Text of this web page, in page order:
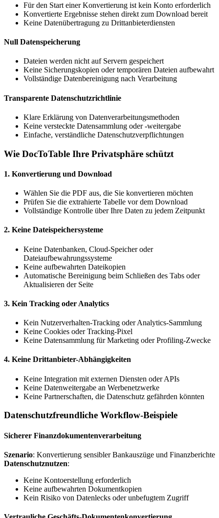
Für den Start einer Konvertierung ist kein Konto erforderlich
Konvertierte Ergebnisse stehen direkt zum Download bereit
Keine Datenübertragung zu Drittanbieterdiensten
Null Datenspeicherung
Dateien werden nicht auf Servern gespeichert
Keine Sicherungskopien oder temporären Dateien aufbewahrt
Vollständige Datenbereinigung nach Verarbeitung
Transparente Datenschutzrichtlinie
Klare Erklärung von Datenverarbeitungsmethoden
Keine versteckte Datensammlung oder -weitergabe
Einfache, verständliche Datenschutzverpflichtungen
Wie DocToTable Ihre Privatsphäre schützt
1. Konvertierung und Download
Wählen Sie die PDF aus, die Sie konvertieren möchten
Prüfen Sie die extrahierte Tabelle vor dem Download
Vollständige Kontrolle über Ihre Daten zu jedem Zeitpunkt
2. Keine Dateispeichersysteme
Keine Datenbanken, Cloud-Speicher oder
Dateiaufbewahrungssysteme
Keine aufbewahrten Dateikopien
Automatische Bereinigung beim Schließen des Tabs oder
Aktualisieren der Seite
3. Kein Tracking oder Analytics
Kein Nutzerverhalten-Tracking oder Analytics-Sammlung
Keine Cookies oder Tracking-Pixel
Keine Datensammlung für Marketing oder Profiling-Zwecke
4. Keine Drittanbieter-Abhängigkeiten
Keine Integration mit externen Diensten oder APIs
Keine Datenweitergabe an Werbenetzwerke
Keine Partnerschaften, die Datenschutz gefährden könnten
Datenschutzfreundliche Workflow-Beispiele
Sicherer Finanzdokumentenverarbeitung
Szenario: Konvertierung sensibler Bankauszüge und Finanzberichte
Datenschutznutzen:
Keine Kontoerstellung erforderlich
Keine aufbewahrten Dokumentkopien
Kein Risiko von Datenlecks oder unbefugtem Zugriff